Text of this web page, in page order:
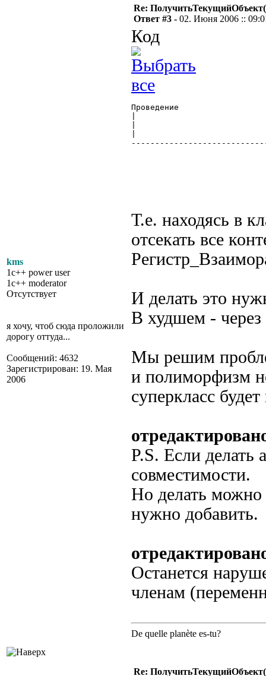
kms
1c++ power user
1c++ moderator
Отсутствует
я хочу, чтоб сюда проложили
дорогу оттуда...
Сообщений: 4632
Зарегистрирован: 19. Мая
2006
Re:
Ответ #3 - 02. Июня 2006 ::
Код
Проведение			  Регистры				   Регистры
Т.е. находясь в
отсекать все
И делать это
В худшем - через
Мы решим
и полиморфизм
суперкласс
P.S. Если делать
совместимости.
Но делать можно
нужно добавить.
Останется
членам
De quelle planète es-tu?
Re: